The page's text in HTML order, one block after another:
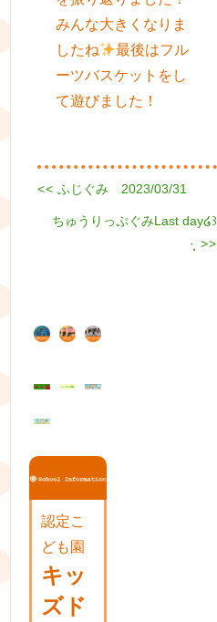
みんな大きくなりま
したね
最後はフル
ーツバスケットをし
て遊びました！
投
稿
ー
シ
ン
Previous
<< ふじぐみ 2023/03/31
Next
ちゅうりっぷぐみLast day໒꒱
·̩͙ >>
認定こ
ども園
キッ
ズド